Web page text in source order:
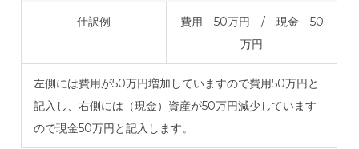
仕訳例
費用 50万円 / 現金 50
万円
左側には費用が50万円増加していますので費用50万円と
記入し、右側には（現金）資産が50万円減少しています
ので現金50万円と記入します。